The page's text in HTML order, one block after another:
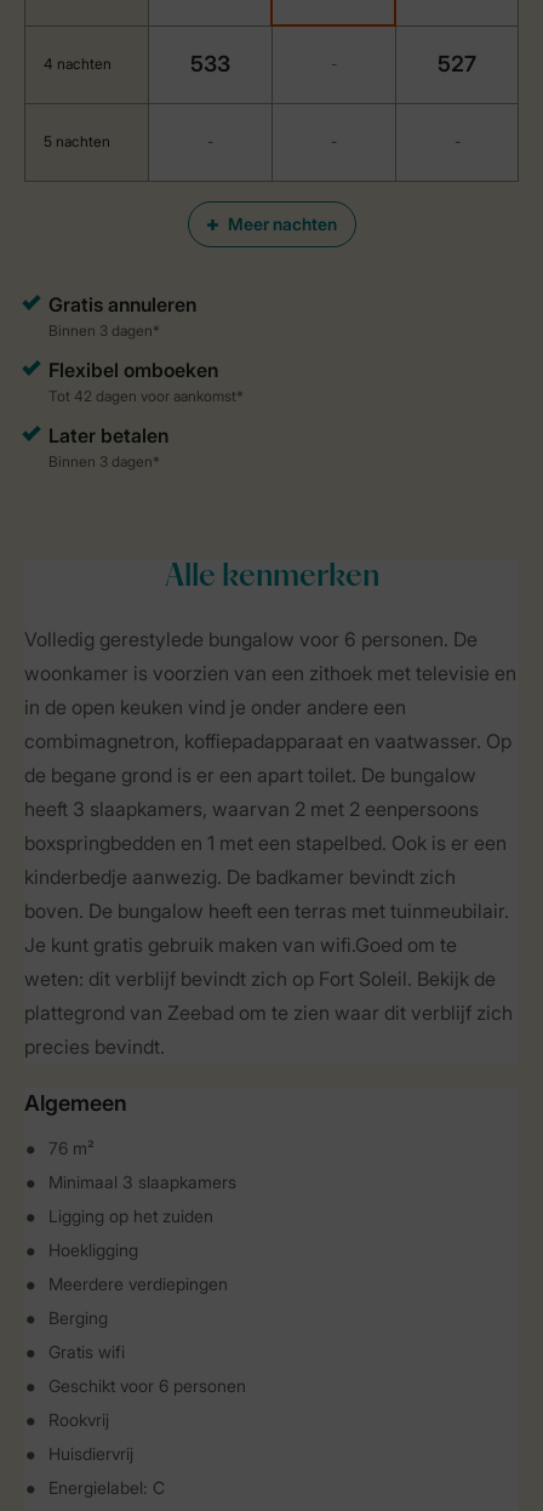
Meer nachten
4 nachten 533 - 527
5 nachten - - -
Alle kenmerken
Volledig gerestylede bungalow voor 6 personen. De
woonkamer is voorzien van een zithoek met televisie en
in de open keuken vind je onder andere een
combimagnetron, koffiepadapparaat en vaatwasser. Op
de begane grond is er een apart toilet. De bungalow
heeft 3 slaapkamers, waarvan 2 met 2 eenpersoons
boxspringbedden en 1 met een stapelbed. Ook is er een
kinderbedje aanwezig. De badkamer bevindt zich
boven. De bungalow heeft een terras met tuinmeubilair.
Je kunt gratis gebruik maken van wifi.Goed om te
weten: dit verblijf bevindt zich op Fort Soleil. Bekijk de
plattegrond van Zeebad om te zien waar dit verblijf zich
precies bevindt.
Algemeen
76 m²
Minimaal 3 slaapkamers
Ligging op het zuiden
Hoekligging
Meerdere verdiepingen
Berging
Gratis wifi
Geschikt voor 6 personen
Rookvrij
Huisdiervrij
Energielabel: C